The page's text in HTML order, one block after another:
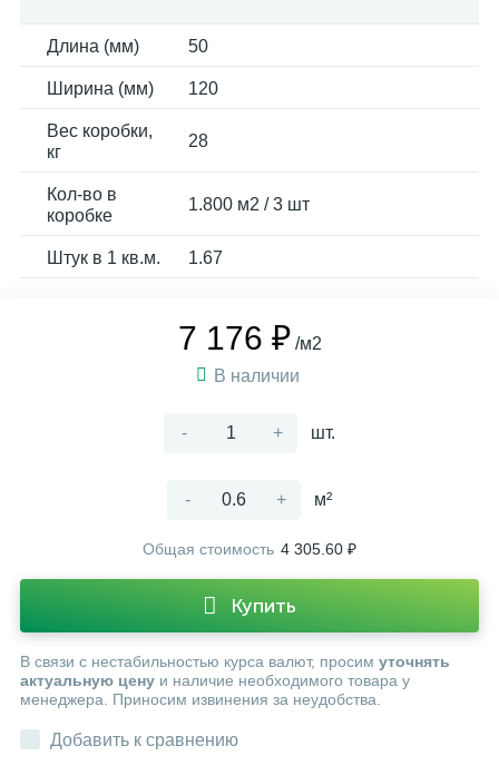
Длина (мм) 50
Ширина (мм) 120
Вес коробки,
кг
28
Кол-во в
коробке
1.800 м2 / 3 шт
Штук в 1 кв.м. 1.67
7 176 ₽ /м2
В наличии
- + шт.
- + м²
Общая стоимость 4 305.60 ₽
Купить
В связи с нестабильностью курса валют, просим уточнять
актуальную цену и наличие необходимого товара у
менеджера. Приносим извинения за неудобства.
Добавить к сравнению